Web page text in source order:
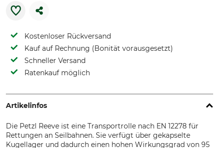
Kostenloser Rückversand
Kauf auf Rechnung (Bonität vorausgesetzt)
Schneller Versand
Ratenkauf möglich
Artikelinfos
Die Petzl Reeve ist eine Transportrolle nach EN 12278 für
Rettungen an Seilbahnen. Sie verfügt über gekapselte
Kugellager und dadurch einen hohen Wirkungsgrad von 95